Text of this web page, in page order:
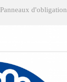
Panneaux